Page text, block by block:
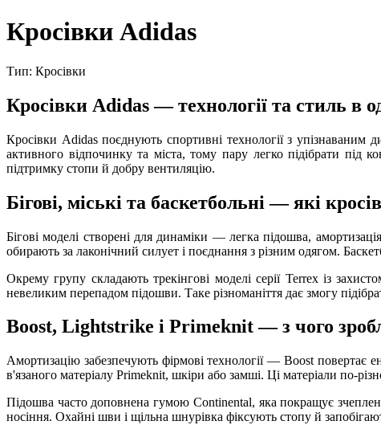
Кросівки Adidas
Тип: Кросівки
Кросівки Adidas — технології та стиль в
Кросівки Adidas поєднують спортивні технології з упізнаваним
активного відпочинку та міста, тому пару легко підібрати під
підтримку стопи й добру вентиляцію.
Бігові, міські та баскетбольні — які
Бігові моделі створені для динаміки — легка підошва,
обирають за лаконічний силует і поєднання з різним одягом.
Окрему групу складають трекінгові моделі серії Terrex із
невеликим перепадом підошви. Таке різноманіття дає змогу
Boost, Lightstrike і Primeknit — з чого
Амортизацію забезпечують фірмові технології — Boost повертає
в'язаного матеріалу Primeknit, шкіри або замші. Ці матеріали по-
Підошва часто доповнена гумою Continental, яка покращує
носіння. Охайні шви і щільна шнурівка фіксують стопу й